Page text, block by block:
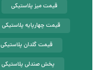
قیمت میز پلاستیکی
قیمت چهارپایه پلاستیکی
قیمت گلدان پلاستیکی
پخش صندلی پلاستیکی